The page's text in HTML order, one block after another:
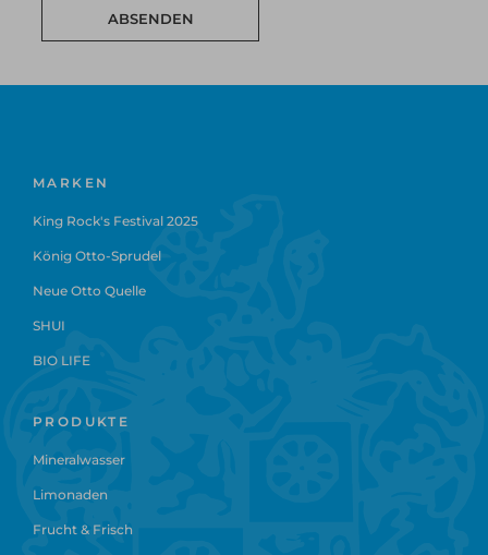
MARKEN
King Rock's Festival 2025
König Otto-Sprudel
Neue Otto Quelle
SHUI
BIO LIFE
PRODUKTE
Mineralwasser
Limonaden
Frucht & Frisch